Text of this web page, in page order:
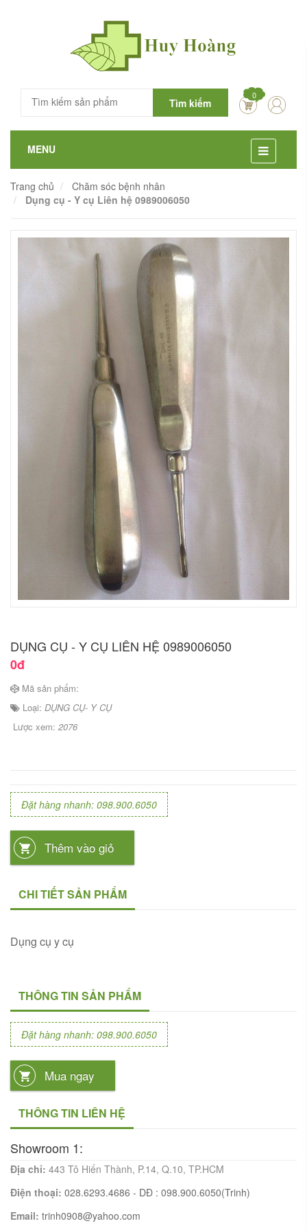
Tìm kiếm
0
MENU
Trang chủ
Chăm sóc bệnh nhân
Dụng cụ - Y cụ Liên hệ 0989006050
DỤNG CỤ - Y CỤ LIÊN HỆ 0989006050
0đ
Mã sản phẩm:
Loại: DỤNG CỤ- Y CỤ
Lược xem: 2076
Đặt hàng nhanh: 098.900.6050
Thêm vào giỏ
CHI TIẾT SẢN PHẨM
Dụng cụ y cụ
THÔNG TIN SẢN PHẨM
Đặt hàng nhanh: 098.900.6050
Mua ngay
THÔNG TIN LIÊN HỆ
Showroom 1:
Địa chỉ: 443 Tô Hiến Thành, P.14, Q.10, TP.HCM
Điện thoại: 028.6293.4686 - DĐ : 098.900.6050(Trinh)
Email: trinh0908@yahoo.com